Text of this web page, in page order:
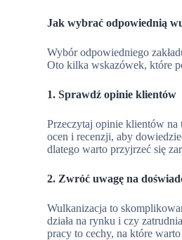
Jak wybrać odpowiednią
Wybór odpowiedniego
Oto kilka wskazówek, które
1. Sprawdź opinie klientów
Przeczytaj opinie klientów
ocen i recenzji, aby
dlatego warto przyjrzeć się
2. Zwróć uwagę na
Wulkanizacja to
działa na rynku i czy
pracy to cechy, na które